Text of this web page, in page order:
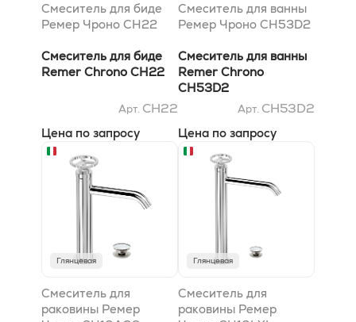
Смеситель для биде
Ремер Чроно CH22
Смеситель для биде
Remer Chrono CH22
Арт. CH22
Цена по запросу
Смеситель для ванны
Ремер Чроно CH53D2
Смеситель для ванны
Remer Chrono
CH53D2
Арт. CH53D2
Цена по запросу
Глянцевая
Смеситель для
раковины Ремер
Глянцевая
Смеситель для
раковины Ремер